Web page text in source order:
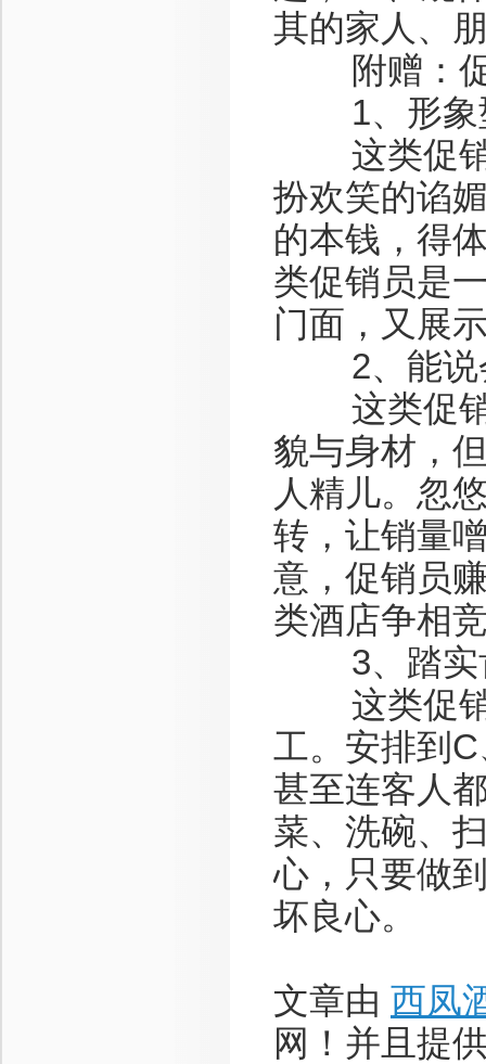
其的家人、
附赠：促
1、形象
这类促销
扮欢笑的谄
的本钱，得
类促销员是
门面，又展
2、能说
这类促销
貌与身材，
人精儿。忽
转，让销量
意，促销员
类酒店争相
3、踏实
这类促销
工。安排到
甚至连客人
菜、洗碗、
心，只要做
坏良心。
文章由 西凤
网！并且提